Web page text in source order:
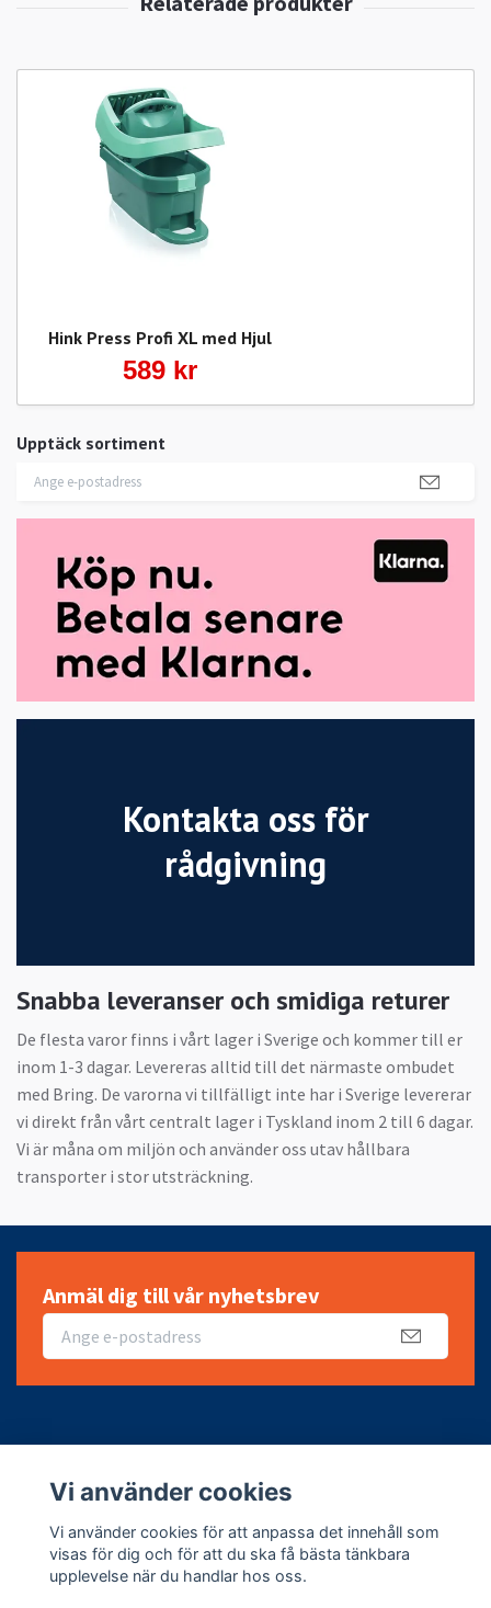
Upptäck sortiment
Kontakta oss för
rådgivning
Snabba leveranser och smidiga returer
De flesta varor finns i vårt lager i Sverige och kommer till er
inom 1-3 dagar. Levereras alltid till det närmaste ombudet
med Bring. De varorna vi tillfälligt inte har i Sverige levererar
vi direkt från vårt centralt lager i Tyskland inom 2 till 6 dagar.
Vi är måna om miljön och använder oss utav hållbara
transporter i stor utsträckning.
Hink Press Profi XL med Hjul
589 kr
Anmäl dig till vår nyhetsbrev
Sociala medier
Vi använder cookies
Vi använder cookies för att anpassa det innehåll som
visas för dig och för att du ska få bästa tänkbara
upplevelse när du handlar hos oss.